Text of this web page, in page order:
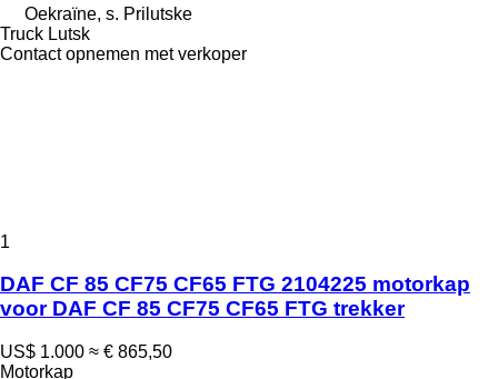
Oekraïne, s. Prilutske
Truck Lutsk
Contact opnemen met verkoper
1
DAF CF 85 CF75 CF65 FTG 2104225 motorkap
voor DAF CF 85 CF75 CF65 FTG trekker
US$ 1.000 ≈ € 865,50
Motorkap